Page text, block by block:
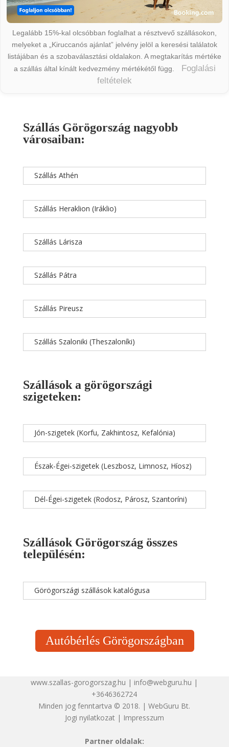
Legalább 15%-kal olcsóbban foglalhat a résztvevő szállásokon,
melyeket a „Kiruccanós ajánlat” jelvény jelöl a keresési találatok
listájában és a szobaválasztási oldalakon. A megtakarítás mértéke
a szállás által kínált kedvezmény mértékétől függ.
Foglalási
feltételek
Szállás Görögország nagyobb
városaiban:
Szállás Athén
Szállás Heraklion (Iráklio)
Szállás Lárisza
Szállás Pátra
Szállás Pireusz
Szállás Szaloniki (Theszaloníki)
Szállások a görögországi
szigeteken:
Jón-szigetek (Korfu, Zakhintosz, Kefalónia)
Észak-Égei-szigetek (Leszbosz, Limnosz, Híosz)
Dél-Égei-szigetek (Rodosz, Párosz, Szantoríni)
Szállások Görögország összes
településén:
Görögországi szállások katalógusa
Autóbérlés Görögországban
www.szallas-gorogorszag.hu | info@webguru.hu |
+3646362724
Minden jog fenntartva © 2018. | WebGuru Bt.
Jogi nyilatkozat| Impresszum
Partner oldalak: